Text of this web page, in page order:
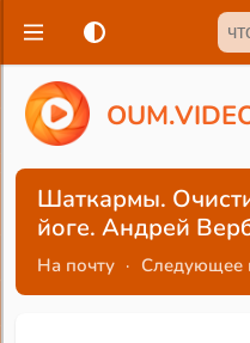
OUM.VIDE
Шаткармы.
йоге. Андрей
На почту · Следующее